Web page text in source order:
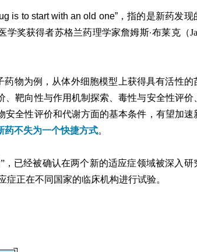
is to start with an old one”，指的是新药发现
学奖获得者苏格兰药理学家詹姆斯·布莱克（
物为例，从体外细胞模型上获得具有活性的
靶向性与作用机制探索、毒性与安全性评价
全性评价和代谢方面的基本条件，有望加速
药不失为一个快捷方式。
已经被确认在两个新的适应症领域被深入研
正在不同国家的临床机构进行试验。